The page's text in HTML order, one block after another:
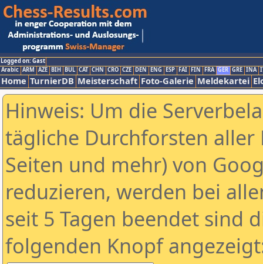
Logged on: Gast
Arabic ARM AZE BIH BUL CAT CHN CRO CZE DEN ENG ESP FAI FIN FRA GER GRE INA
Home TurnierDB Meisterschaft Foto-Galerie Meldekartei
Hinweis: Um die
tägliche Durchforsten aller
Seiten und mehr) von
reduzieren, werden bei
seit 5 Tagen beendet sind
folgenden Knopf